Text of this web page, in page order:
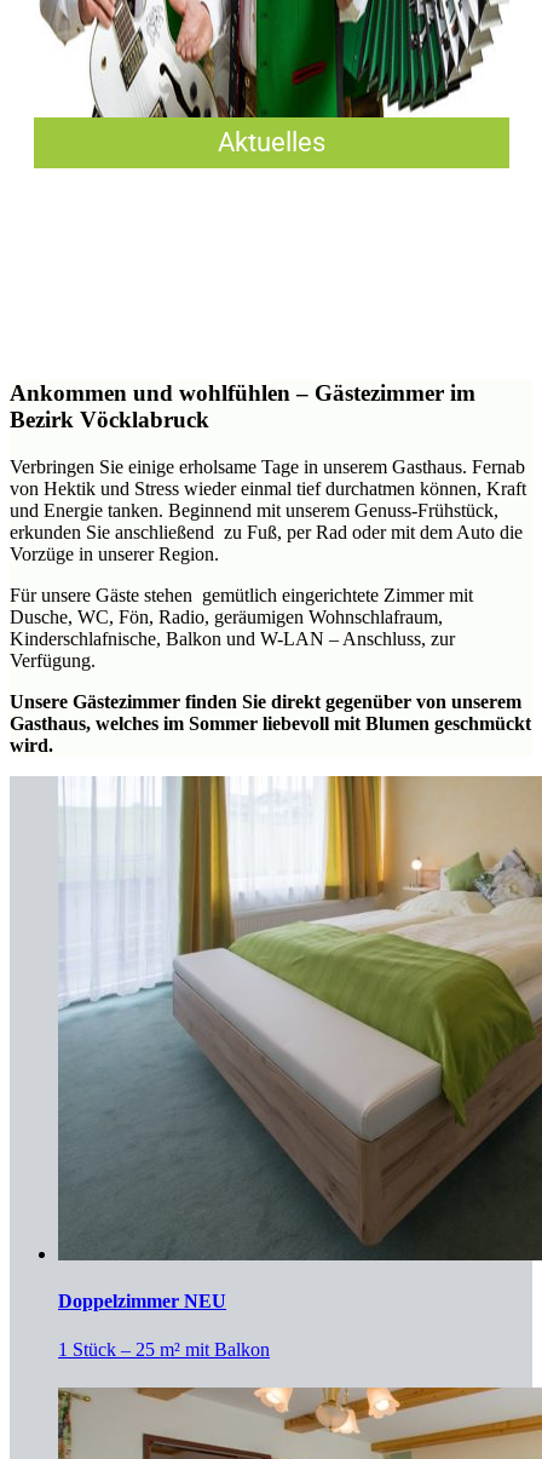
Aktuelles
Ankommen und wohlfühlen – Gästezimmer im
Bezirk Vöcklabruck
Verbringen Sie einige erholsame Tage in unserem Gasthaus. Fernab
von Hektik und Stress wieder einmal tief durchatmen können, Kraft
und Energie tanken. Beginnend mit unserem Genuss-Frühstück,
erkunden Sie anschließend zu Fuß, per Rad oder mit dem Auto die
Vorzüge in unserer Region.
Für unsere Gäste stehen gemütlich eingerichtete Zimmer mit
Dusche, WC, Fön, Radio, geräumigen Wohnschlafraum,
Kinderschlafnische, Balkon und W-LAN – Anschluss, zur
Verfügung.
Unsere Gästezimmer finden Sie direkt gegenüber von unserem
Gasthaus, welches im Sommer liebevoll mit Blumen geschmückt
wird.
Doppelzimmer NEU
1 Stück – 25 m² mit Balkon